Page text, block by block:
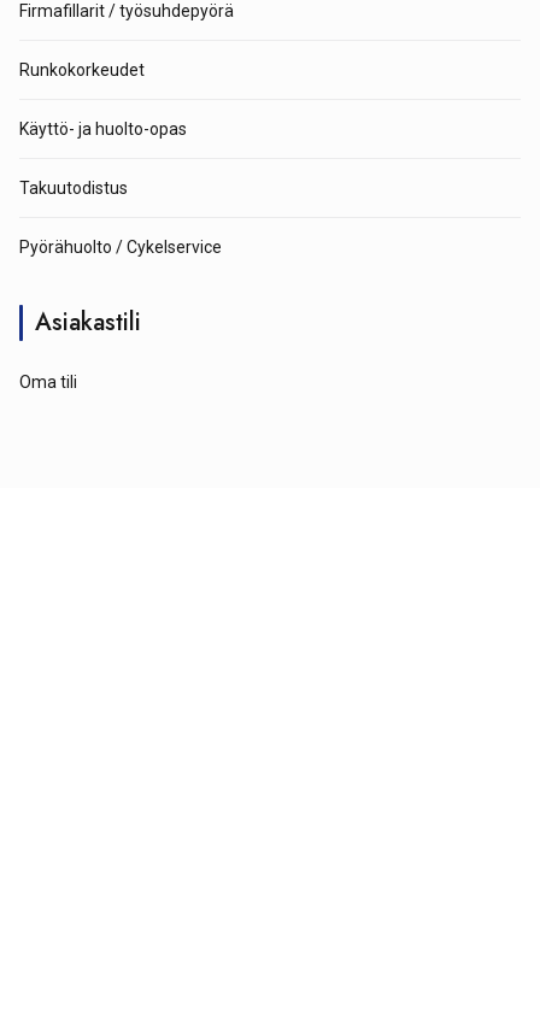
Firmafillarit / työsuhdepyörä
Runkokorkeudet
Käyttö- ja huolto-opas
Takuutodistus
Pyörähuolto / Cykelservice
Asiakastili
Oma tili